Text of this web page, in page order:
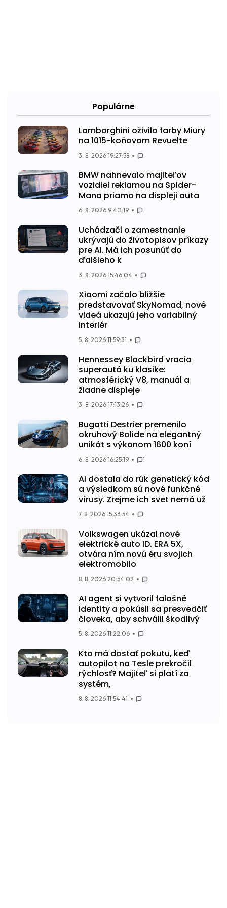
Populárne
Lamborghini oživilo farby Miury
na 1015-koňovom Revuelte
3. 8. 2026 19:27:58
BMW nahnevalo majiteľov
vozidiel reklamou na Spider-
Mana priamo na displeji auta
6. 8. 2026 9:40:19
Uchádzači o zamestnanie
ukrývajú do životopisov príkazy
pre AI. Má ich posunúť do
ďalšieho k
3. 8. 2026 15:46:04
Xiaomi začalo bližšie
predstavovať SkyNomad, nové
videá ukazujú jeho variabilný
interiér
5. 8. 2026 11:59:31
Hennessey Blackbird vracia
superautá ku klasike:
atmosférický V8, manuál a
žiadne displeje
3. 8. 2026 17:13:26
Bugatti Destrier premenilo
okruhový Bolide na elegantný
unikát s výkonom 1600 koní
6. 8. 2026 16:25:19 1
AI dostala do rúk genetický kód
a výsledkom sú nové funkčné
vírusy. Zrejme ich svet nemá už
7. 8. 2026 15:33:54
Volkswagen ukázal nové
elektrické auto ID. ERA 5X,
otvára ním novú éru svojich
elektromobilo
8. 8. 2026 20:54:02
AI agent si vytvoril falošné
identity a pokúsil sa presvedčiť
človeka, aby schválil škodlivý
5. 8. 2026 11:22:06
Kto má dostať pokutu, keď
autopilot na Tesle prekročil
rýchlosť? Majiteľ si platí za
systém,
8. 8. 2026 11:54:41